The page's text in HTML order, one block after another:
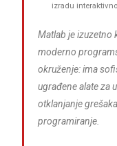
izradu
Matlab je izuzetno
moderno
okruženje: ima
ugrađene alate za
otklanjanje
programiranje.